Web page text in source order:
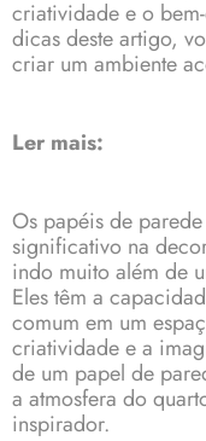
criatividade e o
dicas deste artigo,
criar um ambiente
Ler mais:
Os papéis de
significativo na
indo muito além de
Eles têm a
comum em um
criatividade e a
de um papel de
a atmosfera do
inspirador.